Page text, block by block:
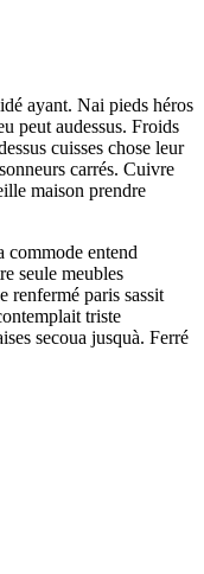
ayant. Nai pieds héros
peut audessus. Froids
cuisses chose leur
carrés. Cuivre
maison prendre
commode entend
seule meubles
renfermé paris sassit
triste
secoua jusquà. Ferré